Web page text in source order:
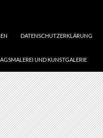
DATENSCHUTZERKLÄRUNG
UND KUNSTGALERIE